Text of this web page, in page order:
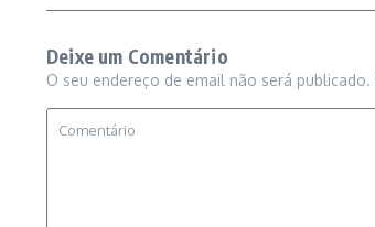
Deixe um Comentário
O seu endereço de email não será publicado.